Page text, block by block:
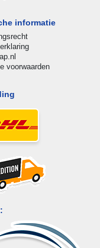
informatie
voorwaarden